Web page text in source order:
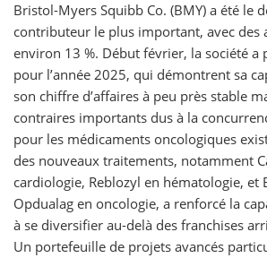
Bristol-Myers Squibb Co. (BMY) a été le
contributeur le plus important, avec des
environ 13 %. Début février, la société a
pour l’année 2025, qui démontrent sa
son chiffre d’affaires à peu près stable
contraires importants dus à la
pour les médicaments oncologiques
des nouveaux traitements, notamment
cardiologie, Reblozyl en hématologie, et
Opdualag en oncologie, a renforcé la
à se diversifier au-delà des franchises
Un portefeuille de projets avancés